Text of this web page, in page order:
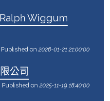
Wiggum
Published on 2026-01-21 21:00:00
公司
Published on 2025-11-19 18:40:00